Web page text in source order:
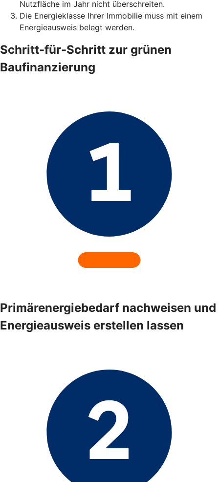
Nutzfläche im Jahr nicht überschreiten.
Die Energieklasse Ihrer Immobilie muss mit einem
Energieausweis belegt werden.
Schritt-für-Schritt zur grünen
Baufinanzierung
Primärenergiebedarf nachweisen und
Energieausweis erstellen lassen